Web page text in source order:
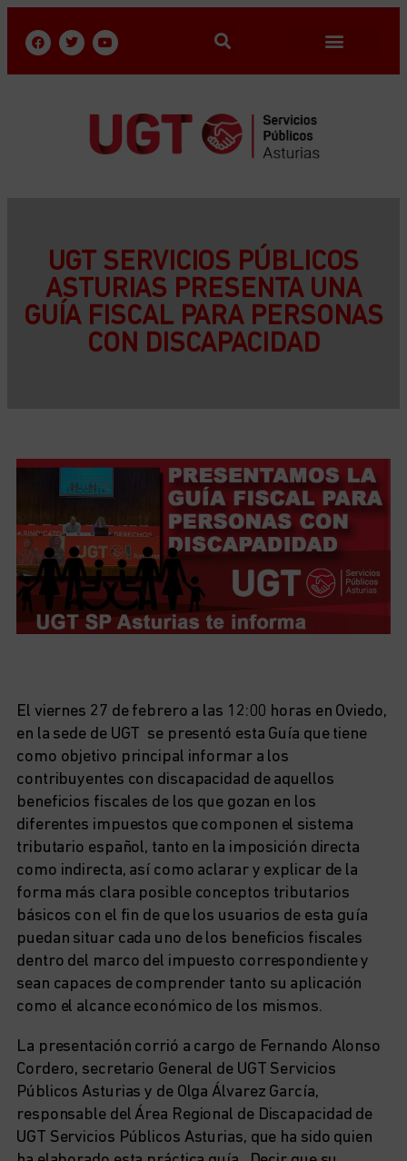
UGT SERVICIOS PÚBLICOS
ASTURIAS PRESENTA UNA
GUÍA FISCAL PARA PERSONAS
CON DISCAPACIDAD
El viernes 27 de febrero a las 12:00 horas en Oviedo,
en la sede de UGT se presentó esta Guía que tiene
como objetivo principal informar a los
contribuyentes con discapacidad de aquellos
beneficios fiscales de los que gozan en los
diferentes impuestos que componen el sistema
tributario español, tanto en la imposición directa
como indirecta, así como aclarar y explicar de la
forma más clara posible conceptos tributarios
básicos con el fin de que los usuarios de esta guía
puedan situar cada uno de los beneficios fiscales
dentro del marco del impuesto correspondiente y
sean capaces de comprender tanto su aplicación
como el alcance económico de los mismos.
La presentación corrió a cargo de Fernando Alonso
Cordero, secretario General de UGT Servicios
Públicos Asturias y de Olga Álvarez García,
responsable del Área Regional de Discapacidad de
UGT Servicios Públicos Asturias, que ha sido quien